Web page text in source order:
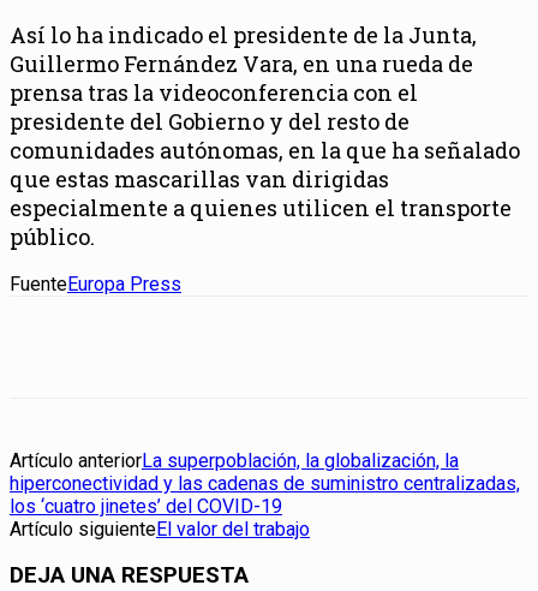
Así lo ha indicado el presidente de la Junta,
Guillermo Fernández Vara, en una rueda de
prensa tras la videoconferencia con el
presidente del Gobierno y del resto de
comunidades autónomas, en la que ha señalado
que estas mascarillas van dirigidas
especialmente a quienes utilicen el transporte
público.
FuenteEuropa Press
Artículo anteriorLa superpoblación, la globalización, la
hiperconectividad y las cadenas de suministro centralizadas,
los ‘cuatro jinetes’ del COVID-19
Artículo siguienteEl valor del trabajo
DEJA UNA RESPUESTA